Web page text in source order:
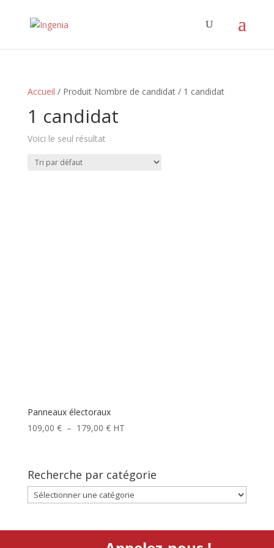
Accueil / Produit Nombre de candidat / 1 candidat
1 candidat
Voici le seul résultat
Panneaux électoraux
109,00 € – 179,00 €Plage
109,00 €
à
179,00 €
HT
Recherche par catégorie
Recherche
par
Site conçu avec passion par Plug and Pulse, l'agence